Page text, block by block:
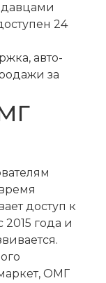
24
авто-
за
доступ к
2015 года и
ОМГ